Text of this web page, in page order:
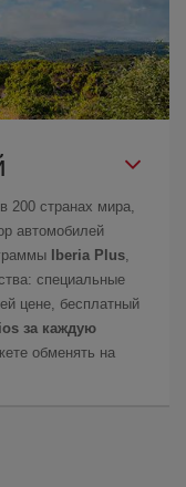
200 странах мира,
автомобилей
Iberia Plus
специальные
цене, бесплатный
за каждую
обменять на